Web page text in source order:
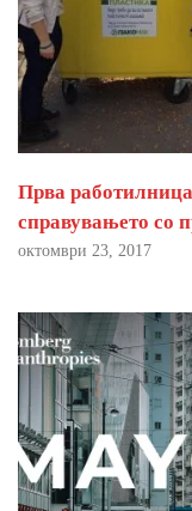
Прва
справувањето со
октомври 23, 2017